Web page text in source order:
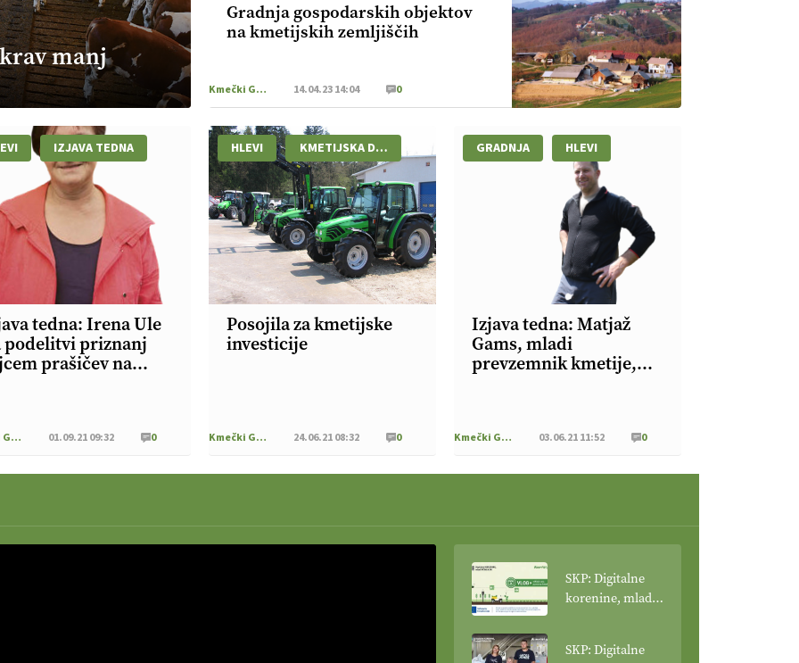
manj
Gradnja gospodarskih objektov
na kmetijskih zemljiščih
Kmečki Glas 14.04.23 14:04 0
IZJAVA TEDNA
tedna: Irena Ule
podelitvi priznanj
prašičev na
Kmečki Glas 01.09.21 09:32 0
HLEVI KMETIJSKA DEJAVNOST
Posojila za kmetijske
investicije
Kmečki Glas 24.06.21 08:32 0
GRADNJA HLEVI
Izjava tedna: Matjaž
Gams, mladi
prevzemnik kmetije,
hleva
Kmečki Glas 03.06.21 11:52 0
SKP: Digitalne
korenine, mladi
spreminja
SKP: Digitalne